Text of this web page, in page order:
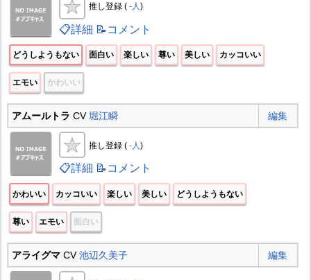
推し登録 ( -人)
📋詳細 📝コメント
どうしようもない 面白い 楽しい 尊い 美しい カッコいい
エモい かわいい
アムールトラ CV堀江瞬 編集
推し登録 ( -人 )
📋詳細 📝コメント
かわいい カッコいい 楽しい 美しい どうしようもない
尊い エモい 面白い
アライグマCV池辺久美子 編集